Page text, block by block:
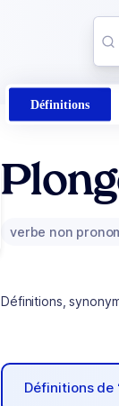
Définitions
verbe non
Définitions,
Définitions de